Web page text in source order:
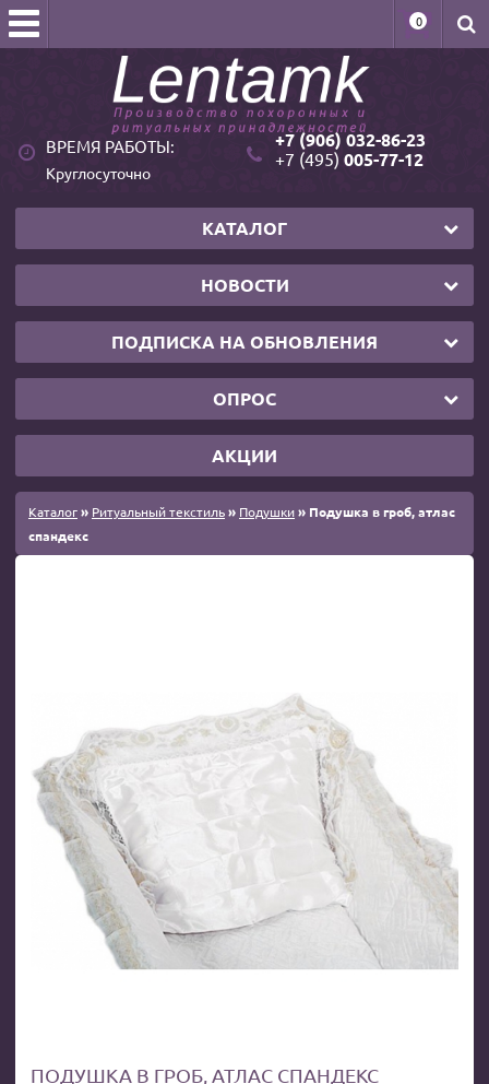
0
ВРЕМЯ РАБОТЫ:
Круглосуточно
+7 (906) 032-86-23
+7 (495) 005-77-12
КАТАЛОГ
НОВОСТИ
ПОДПИСКА НА ОБНОВЛЕНИЯ
ОПРОС
АКЦИИ
Каталог» Ритуальный текстиль» Подушки» Подушка в гроб, атлас
спандекс
ПОДУШКА В ГРОБ, АТЛАС СПАНДЕКС